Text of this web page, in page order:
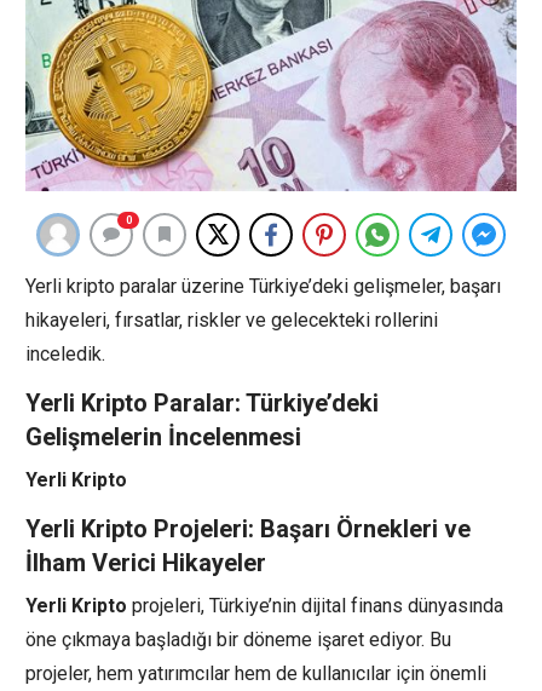
0
Yerli kripto paralar üzerine Türkiye’deki gelişmeler, başarı
hikayeleri, fırsatlar, riskler ve gelecekteki rollerini
inceledik.
Yerli Kripto Paralar: Türkiye’deki
Gelişmelerin İncelenmesi
Yerli Kripto
Yerli Kripto Projeleri: Başarı Örnekleri ve
İlham Verici Hikayeler
Yerli Kripto projeleri, Türkiye’nin dijital finans dünyasında
öne çıkmaya başladığı bir döneme işaret ediyor. Bu
projeler, hem yatırımcılar hem de kullanıcılar için önemli